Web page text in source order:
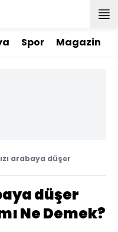
Spor Magazin
arabaya düşer
düşer
Ne Demek?